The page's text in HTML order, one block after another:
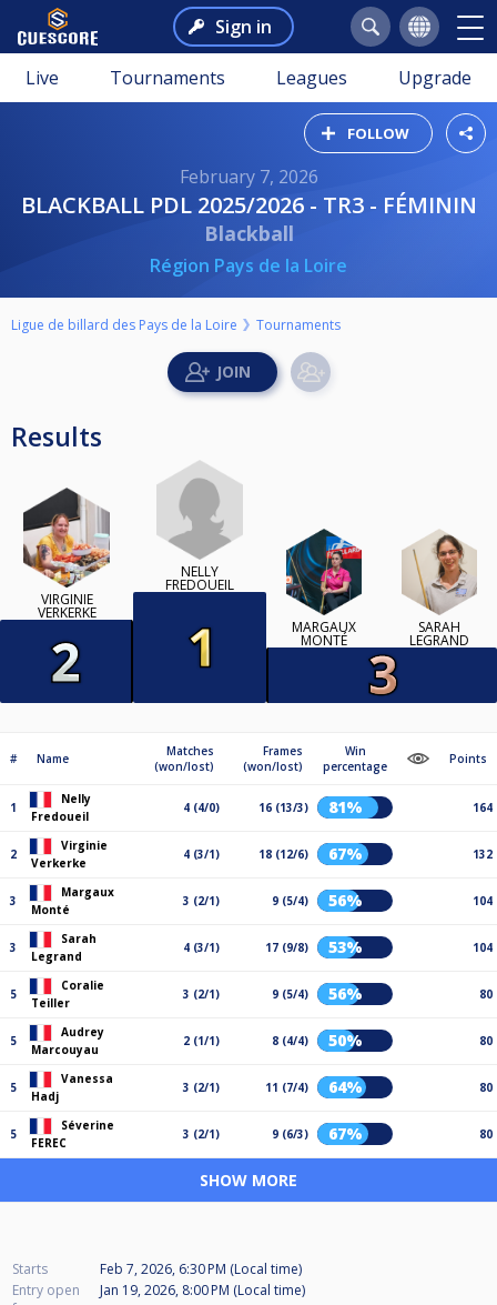
Sign in
Live Tournaments Leagues Upgrade
FOLLOW
February 7, 2026
BLACKBALL PDL 2025/2026 - TR3 - FÉMININ
Blackball
Région Pays de la Loire
Ligue de billard des Pays de la Loire Tournaments
Results
VIRGINIE
VERKERKE
NELLY
FREDOUEIL
MARGAUX
MONTÉ
SARAH
LEGRAND
# Name
Matches
(won/lost)
Frames
(won/lost)
Win
percentage
Points
1
Nelly
Fredoueil
4 (4/0) 16 (13/3) 81% 164
2
Virginie
Verkerke
4 (3/1) 18 (12/6) 67% 132
3
Margaux
Monté
3 (2/1) 9 (5/4) 56% 104
3
Sarah
Legrand
4 (3/1) 17 (9/8) 53% 104
5
Coralie
Teiller
3 (2/1) 9 (5/4) 56% 80
5
Audrey
Marcouyau
2 (1/1) 8 (4/4) 50% 80
5
Vanessa
Hadj
3 (2/1) 11 (7/4) 64% 80
5
Séverine
FEREC
3 (2/1) 9 (6/3) 67% 80
SHOW MORE
Starts
Feb 7, 2026, 6:30 PM (Local time)
Entry open
Jan 19, 2026, 8:00 PM (Local time)